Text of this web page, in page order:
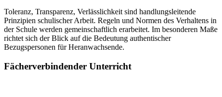
Toleranz, Transparenz, Verlässlichkeit sind handlungsleitende
Prinzipien schulischer Arbeit. Regeln und Normen des Verhaltens in
der Schule werden gemeinschaftlich erarbeitet. Im besonderen Maße
richtet sich der Blick auf die Bedeutung authentischer
Bezugspersonen für Heranwachsende.
Fächerverbindender Unterricht